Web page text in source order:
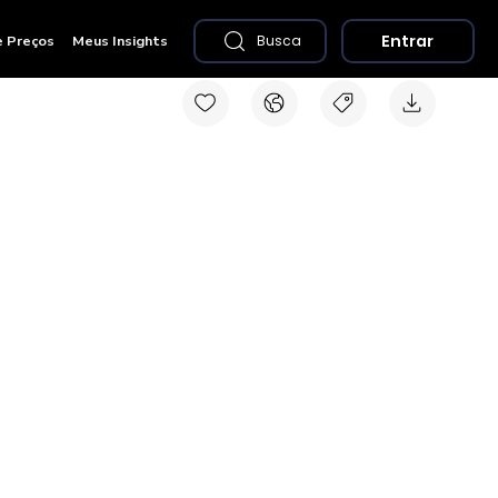
Preços Meus Insights Busca Entrar